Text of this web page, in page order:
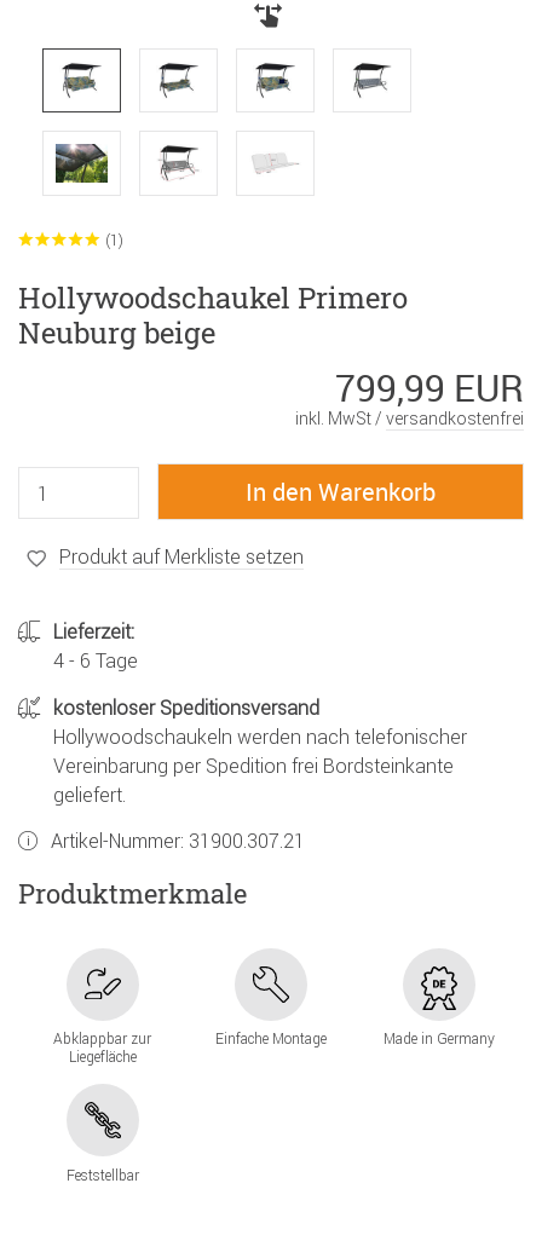
(1)
Hollywoodschaukel Primero
Neuburg beige
799,99 EUR
inkl. MwSt / versandkostenfrei
Produkt auf Merkliste setzen
Lieferzeit:
4 - 6 Tage
kostenloser Speditionsversand
Hollywoodschaukeln werden nach telefonischer
Vereinbarung per Spedition frei Bordsteinkante
geliefert.
Artikel-Nummer: 31900.307.21
Produktmerkmale
Abklappbar zur
Liegefläche
Einfache Montage Made in Germany
Feststellbar